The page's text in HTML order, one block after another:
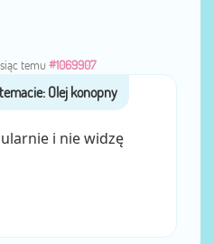
temu #1069907
i nie widzę